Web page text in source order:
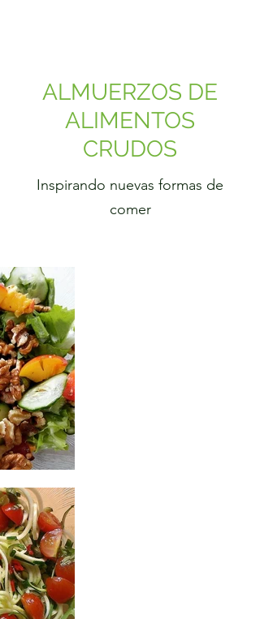
ALMUERZOS DE
ALIMENTOS
CRUDOS
Inspirando nuevas formas de
comer